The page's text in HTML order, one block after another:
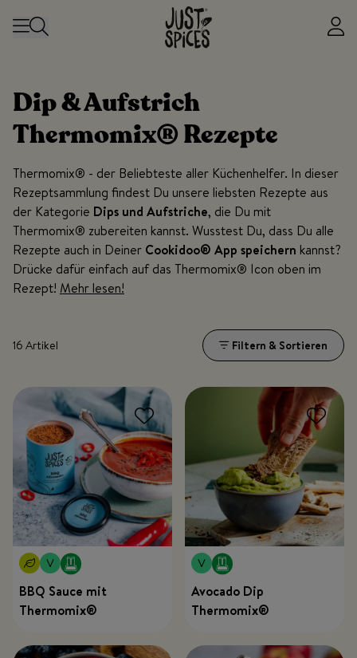
Dip & Aufstrich
Thermomix® Rezepte
Thermomix® - der Beliebteste aller Küchenhelfer. In dieser
Rezeptsammlung findest Du unsere liebsten Rezepte aus
der Kategorie Dips und Aufstriche, die Du mit
Thermomix® zubereiten kannst. Wusstest Du, dass Du alle
Rezepte auch in Deiner Cookidoo® App speichern kannst?
Drücke dafür einfach auf das Thermomix® Icon oben im
Rezept! Mehr lesen!
16 Artikel Filtern & Sortieren
BBQ Sauce mit
Thermomix®
Avocado Dip
Thermomix®